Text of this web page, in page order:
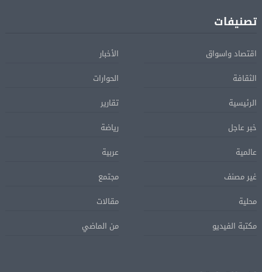
تصنيفات
اقتصاد واسواق
الأخبار
الثقافة
الحوارات
الرئيسية
تقارير
خبر عاجل
رياضة
عالمية
عربية
غير مصنف
مجتمع
محلية
مقالات
مكتبة الفيديو
من الماضي